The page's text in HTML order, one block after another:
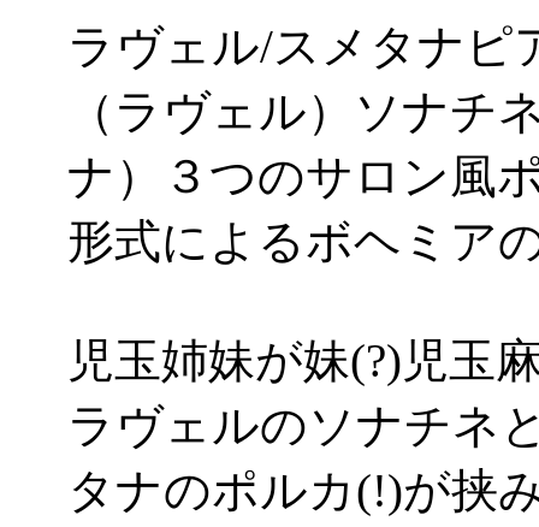
ラヴェル/スメタナピ
（ラヴェル）ソナチ
ナ）３つのサロン風
形式によるボヘミア
児玉姉妹が妹(?)児玉
ラヴェルのソナチネ
タナのポルカ(!)が挟